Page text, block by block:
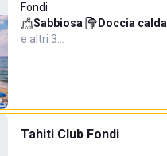
Fondi
Sabbiosa· Doccia calda
e altri 3…
Tahiti Club Fondi